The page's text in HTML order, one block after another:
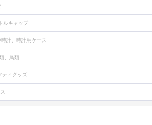
ルキャップ
計、時計用ケース
、鳥類
ティグッズ